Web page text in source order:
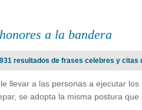
a la bandera
resultados de frases celebres y
llevar a las personas a ejecutar los
se adopta la misma postura que